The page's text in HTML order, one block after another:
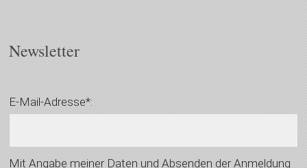
Newsletter
E-Mail-Adresse*:
Mit Angabe meiner Daten und Absenden der Anmeldung